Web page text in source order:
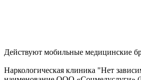
Действуют мобильные медицинские
Наркологическая клиника "Нет